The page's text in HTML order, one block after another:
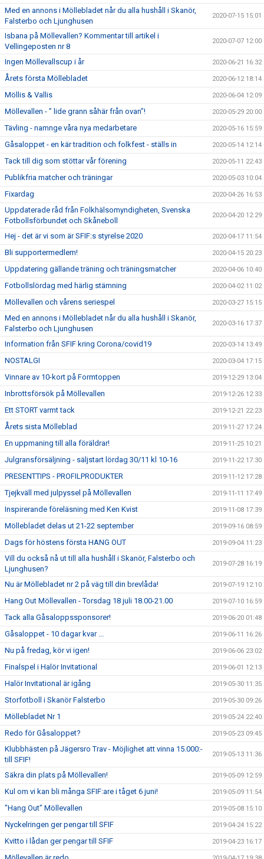
Med en annons i Möllebladet når du alla hushåll i Skanör,
Falsterbo och Ljunghusen
2020-07-15 15:01
Isbana på Möllevallen? Kommentar till artikel i
Vellingeposten nr 8
2020-07-07 12:00
Ingen Möllevallscup i år 2020-06-21 16:32
Årets första Möllebladet 2020-06-12 18:14
Möllis & Vallis 2020-06-04 12:09
Möllevallen - ” lide grann såhär från ovan”! 2020-05-29 20:00
Tävling - namnge våra nya medarbetare 2020-05-16 15:59
Gåsaloppet - en kär tradition och folkfest - ställs in 2020-05-14 12:14
Tack till dig som stöttar vår förening 2020-05-11 22:43
Publikfria matcher och träningar 2020-05-03 10:04
Fixardag 2020-04-26 16:53
Uppdaterade råd från Folkhälsomyndigheten, Svenska
Fotbollsförbundet och Skåneboll
2020-04-20 12:29
Hej - det är vi som är SFIF:s styrelse 2020 2020-04-17 11:54
Bli supportermedlem! 2020-04-15 20:23
Uppdatering gällande träning och träningsmatcher 2020-04-06 10:40
Fotbollslördag med härlig stämning 2020-04-02 11:02
Möllevallen och vårens seriespel 2020-03-27 15:15
Med en annons i Möllebladet når du alla hushåll i Skanör,
Falsterbo och Ljunghusen
2020-03-16 17:37
Information från SFIF kring Corona/covid19 2020-03-14 13:49
NOSTALGI 2020-03-04 17:15
Vinnare av 10-kort på Formtoppen 2019-12-29 13:04
Inbrottsförsök på Möllevallen 2019-12-26 12:33
Ett STORT varmt tack 2019-12-21 22:23
Årets sista Mölleblad 2019-11-27 17:24
En uppmaning till alla föräldrar! 2019-11-25 10:21
Julgransförsäljning - säljstart lördag 30/11 kl 10-16 2019-11-22 17:30
PRESENTTIPS - PROFILPRODUKTER 2019-11-12 17:28
Tjejkväll med julpyssel på Möllevallen 2019-11-11 17:49
Inspirerande föreläsning med Ken Kvist 2019-11-08 17:39
Möllebladet delas ut 21-22 september 2019-09-16 08:59
Dags för höstens första HANG OUT 2019-09-04 11:23
Vill du också nå ut till alla hushåll i Skanör, Falsterbo och
Ljunghusen?
2019-07-28 16:19
Nu är Möllebladet nr 2 på väg till din brevlåda! 2019-07-19 12:10
Hang Out Möllevallen - Torsdag 18 juli 18.00-21.00 2019-07-10 16:59
Tack alla Gåsaloppssponsorer! 2019-06-20 01:48
Gåsaloppet - 10 dagar kvar ... 2019-06-11 16:26
Nu på fredag, kör vi igen! 2019-06-06 23:02
Finalspel i Halör Invitational 2019-06-01 12:13
Halör Invitational är igång 2019-05-30 11:35
Storfotboll i Skanör Falsterbo 2019-05-30 09:26
Möllebladet Nr 1 2019-05-24 22:40
Redo för Gåsaloppet? 2019-05-23 09:45
Klubbhästen på Jägersro Trav - Möjlighet att vinna 15.000:-
till SFIF!
2019-05-13 11:36
Säkra din plats på Möllevallen! 2019-05-09 12:59
Kul om vi kan bli många SFIF:are i tåget 6 juni! 2019-05-09 11:54
"Hang Out" Möllevallen 2019-05-08 15:10
Nyckelringen ger pengar till SFIF 2019-04-24 15:22
Kvitto i lådan ger pengar till SFIF 2019-04-23 16:17